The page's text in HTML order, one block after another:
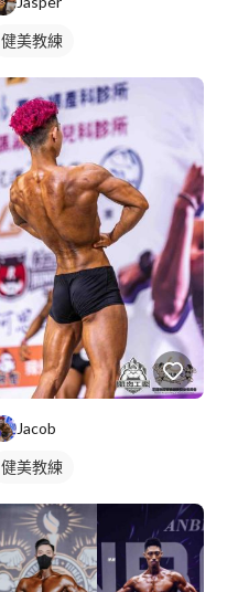
健美教練
Jacob
健美教練